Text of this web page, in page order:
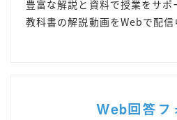
豊富な解説と資料で授業をサポ
教科書の解説動画をWebで配信
Web回答フ